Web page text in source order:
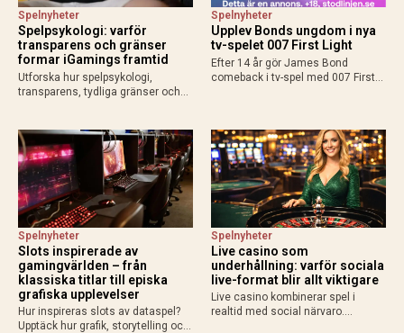
Spelpsykologi: varför
transparens och gränser
formar iGamings framtid
Spelnyheter
Utforska hur spelpsykologi,
transparens, tydliga gränser och
hållbart spelande.
Upplev Bonds ungdom i nya
tv-spelet 007 First Light
Spelnyheter
Efter 14 år gör James Bond
comeback i tv-spel med 007 First
släpps 27 maj 2026.
Slots inspirerade av
gamingvärlden – från
klassiska titlar till episka
grafiska upplevelser
Spelnyheter
Hur inspireras slots av dataspel?
Upptäck hur grafik, storytelling och
Live casino som
underhållning: varför sociala
live-format blir allt viktigare
Spelnyheter
Live casino kombinerar spel i
realtid med social närvaro.